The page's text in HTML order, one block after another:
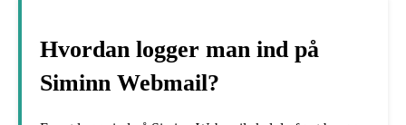
Hvordan logger man ind på
Siminn Webmail?